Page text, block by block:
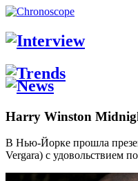
Harry Winston
В Нью-Йорке прошла
Vergara) с удовольствием